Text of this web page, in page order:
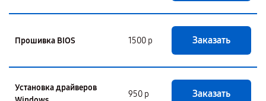
Прошивка BIOS 1500 р Заказать
Установка драйверов
950 р Заказать